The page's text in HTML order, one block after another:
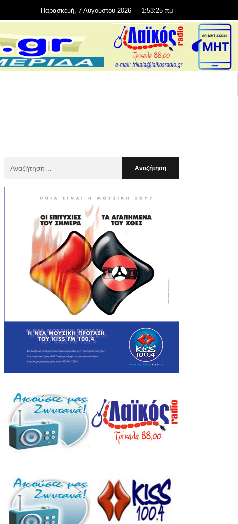
Παρασκευή, 7 Αυγούστου 2026 1:53:26 πμ
: